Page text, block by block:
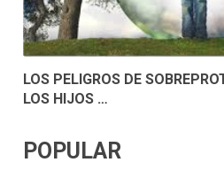
LOS PELIGROS DE
LOS HIJOS …
POPULAR